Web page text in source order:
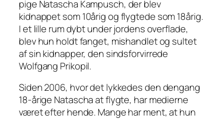
pige Natascha Kampusch, der blev
kidnappet som 10årig og flygtede som 18årig.
I et lille rum dybt under jordens overflade,
blev hun holdt fanget, mishandlet og sultet
af sin kidnapper, den sindsforvirrede
Wolfgang Prikopil.
Siden 2006, hvor det lykkedes den dengang
18-årige Natascha at flygte, har medierne
været efter hende. Mange har ment, at hun